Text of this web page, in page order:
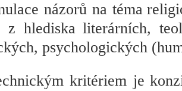
názorů na téma
z hlediska literárních,
psychologických (
kritériem je